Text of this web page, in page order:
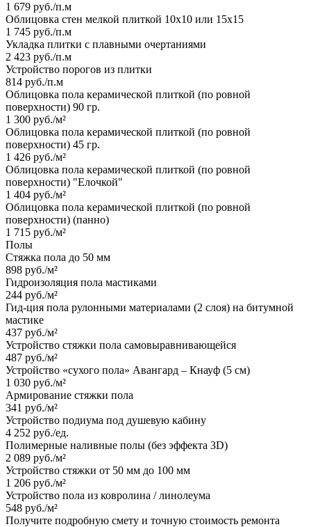
1 679 руб./п.м
Облицовка стен мелкой плиткой 10х10 или 15х15
1 745 руб./п.м
Укладка плитки с плавными очертаниями
2 423 руб./п.м
Устройство порогов из плитки
814 руб./п.м
Облицовка пола керамической плиткой (по ровной
поверхности) 90 гр.
1 300 руб./м²
Облицовка пола керамической плиткой (по ровной
поверхности) 45 гр.
1 426 руб./м²
Облицовка пола керамической плиткой (по ровной
поверхности) "Елочкой"
1 404 руб./м²
Облицовка пола керамической плиткой (по ровной
поверхности) (панно)
1 715 руб./м²
Полы
Стяжка пола до 50 мм
898 руб./м²
Гидроизоляция пола мастиками
244 руб./м²
Гид-ция пола рулонными материалами (2 слоя) на битумной
мастике
437 руб./м²
Устройство стяжки пола самовыравнивающейся
487 руб./м²
Устройство «сухого пола» Авангард – Кнауф (5 cм)
1 030 руб./м²
Армирование стяжки пола
341 руб./м²
Устройство подиума под душевую кабину
4 252 руб./ед.
Полимерные наливные полы (без эффекта 3D)
2 089 руб./м²
Устройство стяжки от 50 мм до 100 мм
1 206 руб./м²
Устройство пола из ковролина / линолеума
548 руб./м²
Получите подробную смету и точную стоимость ремонта